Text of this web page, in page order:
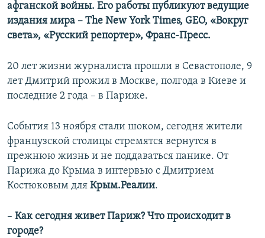
афганской войны. Его работы публикуют ведущие
издания мира – The New York Times, GEO, «Вокруг
света», «Русский репортер», Франс-Пресс.
20 лет жизни журналиста прошли в Севастополе, 9
лет Дмитрий прожил в Москве, полгода в Киеве и
последние 2 года – в Париже.
События 13 ноября стали шоком, сегодня жители
французской столицы стремятся вернутся в
прежнюю жизнь и не поддаваться панике. От
Парижа до Крыма в интервью с Дмитрием
Костюковым для Крым.Реалии.
– Как сегодня живет Париж? Что происходит в
городе?